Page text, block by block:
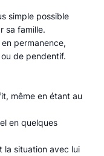
simple possible
sa famille.
permanence,
de pendentif.
même en étant au
en quelques
la situation avec lui